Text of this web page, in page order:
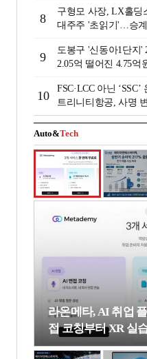
8
구형모 사장, LX홀딩
대주주 '초읽기'…승
9
도봉구 '신동아1단지'
2.05억 떨어진 4.75억
10
FSC·LCC 아닌
트리니티항공, 사명
어 사업모델 전환 선
Auto&Tech
라온메타, AI 취업
접 코칭부터 XR 실